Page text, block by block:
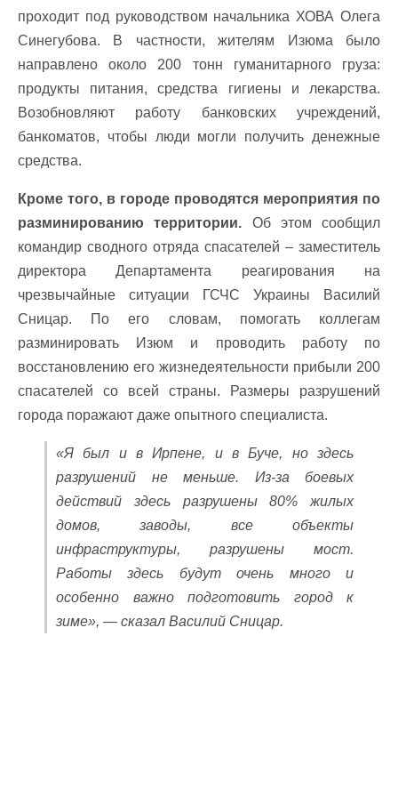
проходит под руководством начальника ХОВА Олега
Синегубова. В частности, жителям Изюма было
направлено около 200 тонн гуманитарного груза:
продукты питания, средства гигиены и лекарства.
Возобновляют работу банковских учреждений,
банкоматов, чтобы люди могли получить денежные
средства.
Кроме того, в городе проводятся мероприятия по
разминированию территории. Об этом сообщил
командир сводного отряда спасателей – заместитель
директора Департамента реагирования на
чрезвычайные ситуации ГСЧС Украины Василий
Сницар. По его словам, помогать коллегам
разминировать Изюм и проводить работу по
восстановлению его жизнедеятельности прибыли 200
спасателей со всей страны. Размеры разрушений
города поражают даже опытного специалиста.
«Я был и в Ирпене, и в Буче, но здесь
разрушений не меньше. Из-за боевых
действий здесь разрушены 80% жилых
домов, заводы, все объекты
инфраструктуры, разрушены мост.
Работы здесь будут очень много и
особенно важно подготовить город к
зиме», — сказал Василий Сницар.